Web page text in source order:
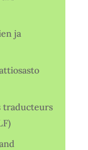
ja
traducteurs